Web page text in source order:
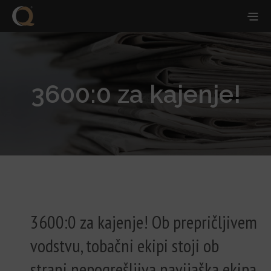
3600:0 za kajenje!
3600:0 za kajenje! Ob prepričljivem
vodstvu, tobačni ekipi stoji ob